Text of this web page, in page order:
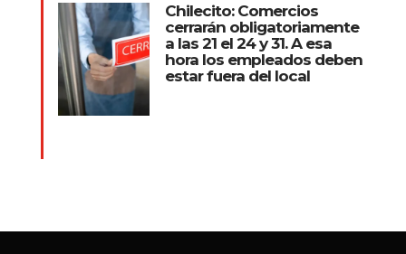
Chilecito: Comercios
cerrarán obligatoriamente
a las 21 el 24 y 31. A esa
hora los empleados deben
estar fuera del local